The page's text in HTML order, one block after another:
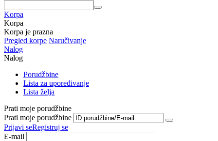
Korpa
Korpa
Korpa je prazna
Pregled korpe Naručivanje
Nalog
Nalog
Porudžbine
Lista za upoređivanje
Lista želja
Prati moje porudžbine
Prati moje porudžbine
Prijavi seRegistruj se
E-mail